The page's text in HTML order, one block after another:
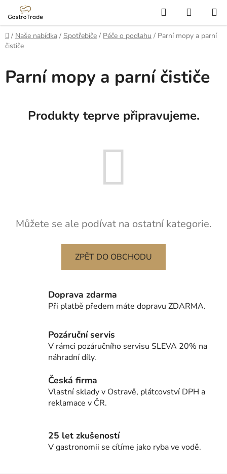
obsah
Hledat
KOŠÍK
Domů
/ Naše nabídka / Spotřebiče / Péče o podlahu / Parní mopy a parní
čističe
Parní mopy a parní čističe
Produkty teprve připravujeme.
Můžete se ale podívat na ostatní kategorie.
ZPĚT DO OBCHODU
Doprava zdarma
Při platbě předem máte dopravu ZDARMA.
Pozáruční servis
V rámci pozáručního servisu SLEVA 20% na
náhradní díly.
Česká firma
Vlastní sklady v Ostravě, plátcovství DPH a
reklamace v ČR.
25 let zkušeností
V gastronomii se cítíme jako ryba ve vodě.